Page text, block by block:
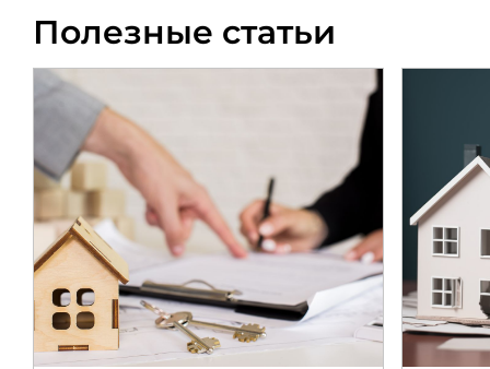
Полезные статьи